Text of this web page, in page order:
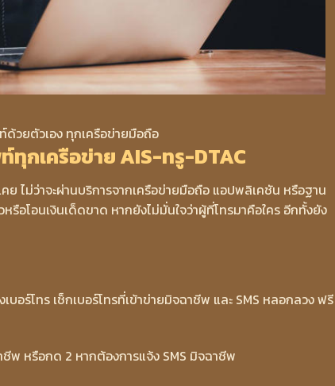
ด้วยตัวเอง ทุกเครือข่ายมือถือ
ทุกเครือข่าย AIS-ทรู-DTAC
ย ไม่ว่าจะผ่านบริการจากเครือข่ายมือถือ แอปพลิเคชัน หรือฐาน
โอนเงินเด็ดขาด หากยังไม่มั่นใจว่าผู้ที่โทรมาคือใคร อีกทั้งยัง
อร์โทร เช็กเบอร์โทรที่เข้าข่ายมิจฉาชีพ และ SMS หลอกลวง ฟรี
ชีพ หรือกด 2 หากต้องการแจ้ง SMS มิจฉาชีพ